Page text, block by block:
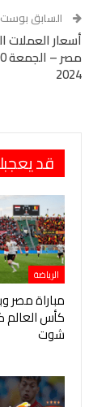
Tumblr
البريد
Digg
السابق بوست
أسعار العملات
2024
قد
الرياضة
مباراة مصر
كأس العالم
شوت